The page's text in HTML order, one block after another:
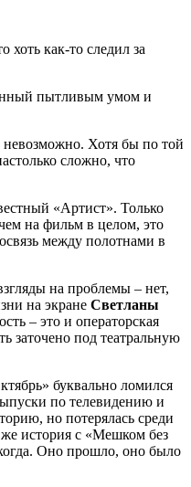
хоть как-то следил за
пытливым умом и
невозможно. Хотя бы по той
сложно, что
«Артист». Только
на фильм в целом, это
между полотнами в
на проблемы – нет,
на экране Светланы
– это и операторская
заточено под театральную
буквально ломился
по телевидению и
но потерялась среди
история с «Мешком без
Оно прошло, оно было